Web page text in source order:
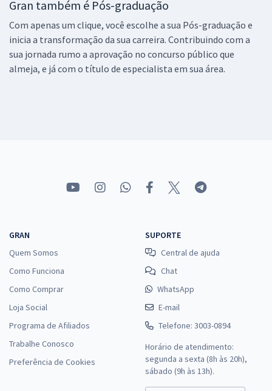
Gran também é Pós-graduação
Com apenas um clique, você escolhe a sua Pós-graduação e
inicia a transformação da sua carreira. Contribuindo com a
sua jornada rumo a aprovação no concurso público que
almeja, e já com o título de especialista em sua área.
GRAN
Quem Somos
Como Funciona
Como Comprar
Loja Social
Programa de Afiliados
Trabalhe Conosco
Preferência de Cookies
SUPORTE
Central de ajuda
Chat
WhatsApp
E-mail
Telefone: 3003-0894
Horário de atendimento:
segunda a sexta (8h às 20h),
sábado (9h às 13h).